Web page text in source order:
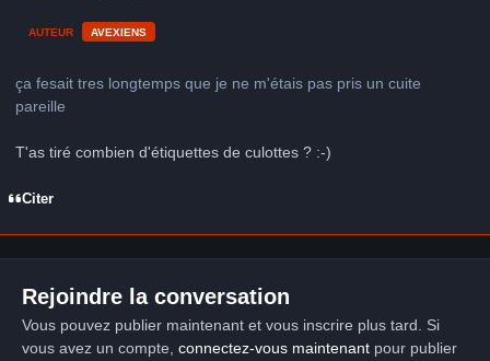
AUTEUR AVEXIENS
ça fesait tres longtemps que je ne m'étais pas pris un cuite
pareille
T'as tiré combien d'étiquettes de culottes ? :-)
Citer
Rejoindre la conversation
Vous pouvez publier maintenant et vous inscrire plus tard. Si
vous avez un compte, connectez-vous maintenantpour publier